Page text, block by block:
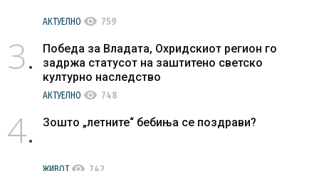
АКТУЕЛНО visibility 759
3
Победа за Владата, Охридскиот регион го
задржа статусот на заштитено светско
културно наследство
АКТУЕЛНО visibility 748
4 Зошто „летните“ бебиња се поздрави?